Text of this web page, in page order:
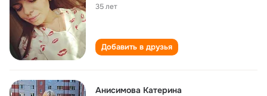
35 лет
Добавить в друзья
Анисимова Катерина